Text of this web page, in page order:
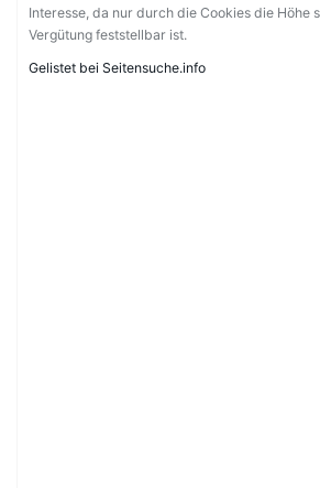
Interesse, da nur durch die Cookies die Höhe
Vergütung feststellbar ist.
Gelistet bei Seitensuche.info